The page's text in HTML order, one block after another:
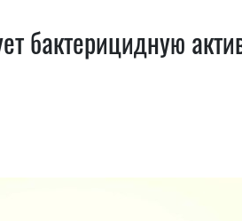
бактерицидную